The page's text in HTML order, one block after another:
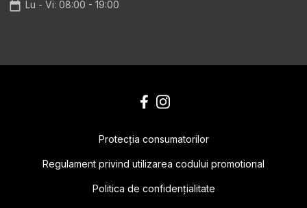
Lu - Vi: 08:00 - 19:00
Protecţia consumatorilor
Regulament privind utilizarea codului promotional
Politica de confidențialitate